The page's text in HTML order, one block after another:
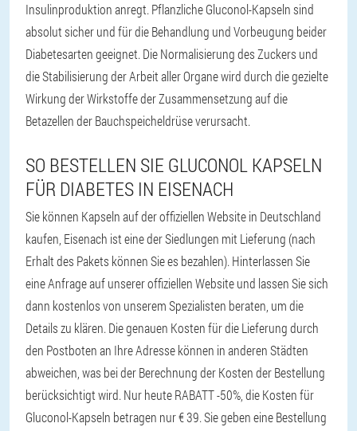
Insulinproduktion anregt. Pflanzliche Gluconol-Kapseln sind
absolut sicher und für die Behandlung und Vorbeugung beider
Diabetesarten geeignet. Die Normalisierung des Zuckers und
die Stabilisierung der Arbeit aller Organe wird durch die gezielte
Wirkung der Wirkstoffe der Zusammensetzung auf die
Betazellen der Bauchspeicheldrüse verursacht.
SO BESTELLEN SIE GLUCONOL KAPSELN
FÜR DIABETES IN EISENACH
Sie können Kapseln auf der offiziellen Website in Deutschland
kaufen, Eisenach ist eine der Siedlungen mit Lieferung (nach
Erhalt des Pakets können Sie es bezahlen). Hinterlassen Sie
eine Anfrage auf unserer offiziellen Website und lassen Sie sich
dann kostenlos von unserem Spezialisten beraten, um die
Details zu klären. Die genauen Kosten für die Lieferung durch
den Postboten an Ihre Adresse können in anderen Städten
abweichen, was bei der Berechnung der Kosten der Bestellung
berücksichtigt wird. Nur heute RABATT -50%, die Kosten für
Gluconol-Kapseln betragen nur € 39. Sie geben eine Bestellung